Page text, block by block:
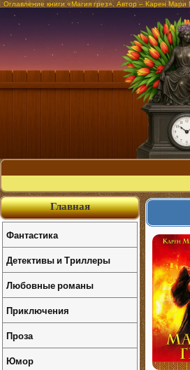
Оглавление книги «Магия грез». Автор – Карен Мари
Главная
Фантастика
Детективы и Триллеры
Любовные романы
Приключения
Проза
Юмор